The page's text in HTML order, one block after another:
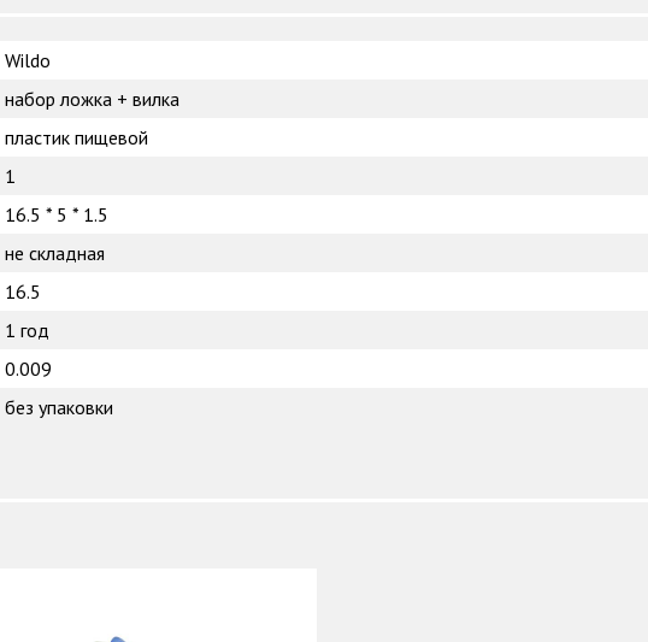
Wildo
набор ложка + вилка
пластик пищевой
1
16.5 * 5 * 1.5
не складная
16.5
1 год
0.009
без упаковки